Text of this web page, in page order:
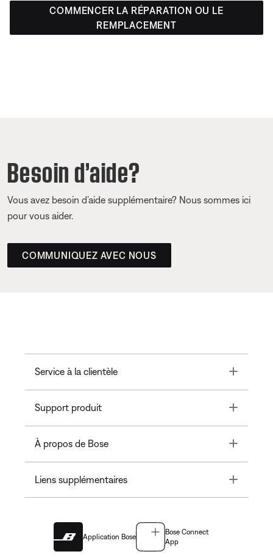
COMMENCER LA RÉPARATION OU LE
REMPLACEMENT
Besoin d’aide?
Vous avez besoin d’aide supplémentaire? Nous sommes ici
pour vous aider.
COMMUNIQUEZ AVEC NOUS
Service à la clientèle Toggle
Support produit Toggle
À propos de Bose Toggle
Liens supplémentaires Toggle
Application Bose
Bose Connect
App